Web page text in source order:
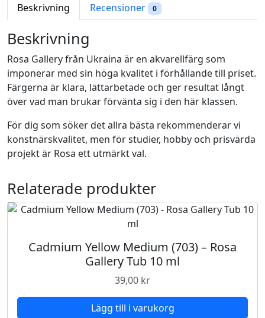
e
d
L
i
g
h
t
(
7
0
6
R
Beskrivning Recensioner 0
Beskrivning
Rosa Gallery från Ukraina är en akvarellfärg som
imponerar med sin höga kvalitet i förhållande till priset.
Färgerna är klara, lättarbetade och ger resultat långt
över vad man brukar förvänta sig i den här klassen.
För dig som söker det allra bästa rekommenderar vi
konstnärskvalitet, men för studier, hobby och prisvärda
projekt är Rosa ett utmärkt val.
Relaterade produkter
Cadmium Yellow Medium (703) – Rosa
Gallery Tub 10 ml
39,00 kr
Lägg till i varukorg